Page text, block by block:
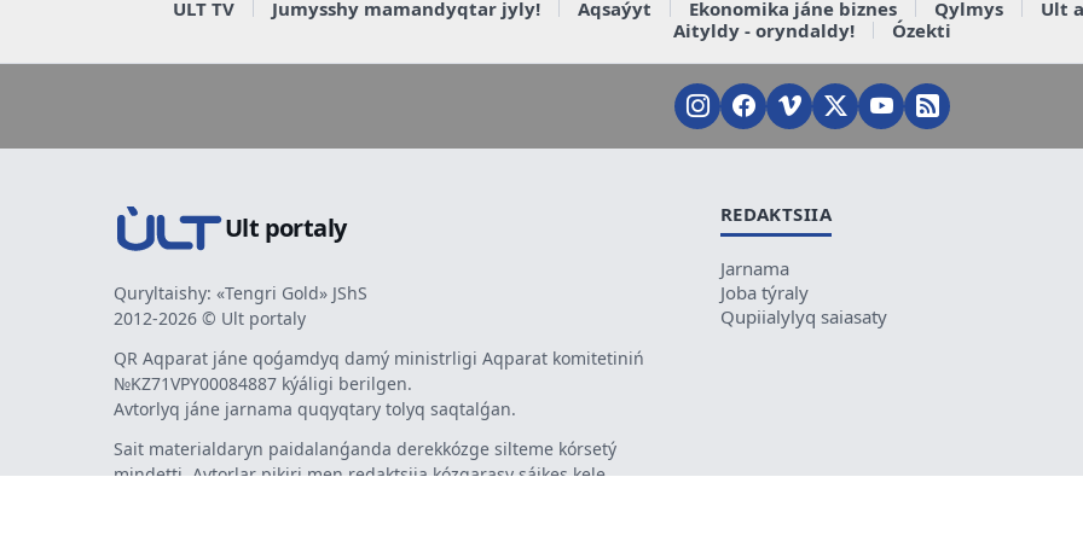
ULT TV Jumysshy mamandyqtar jyly! Aqsaýyt Ekonomika jáne biznes Qylmys
Ult
Aityldy - oryndaldy!
Ózekti
Ult portaly
Quryltaishy: «Tengri Gold» JShS
2012-2026 © Ult portaly
QR Aqparat jáne qoǵamdyq damý ministrligi Aqparat komitetiniń
№KZ71VPY00084887 kýáligi berilgen.
Avtorlyq jáne jarnama quqyqtary tolyq saqtalǵan.
Sait materialdaryn paidalanǵanda derekkózge silteme kórsetý
mindetti. Avtorlar pikiri men redaktsiia kózqarasy sáikes kele
REDAKTSIIA
Jarnama
Joba týraly
Qupiialylyq saiasaty